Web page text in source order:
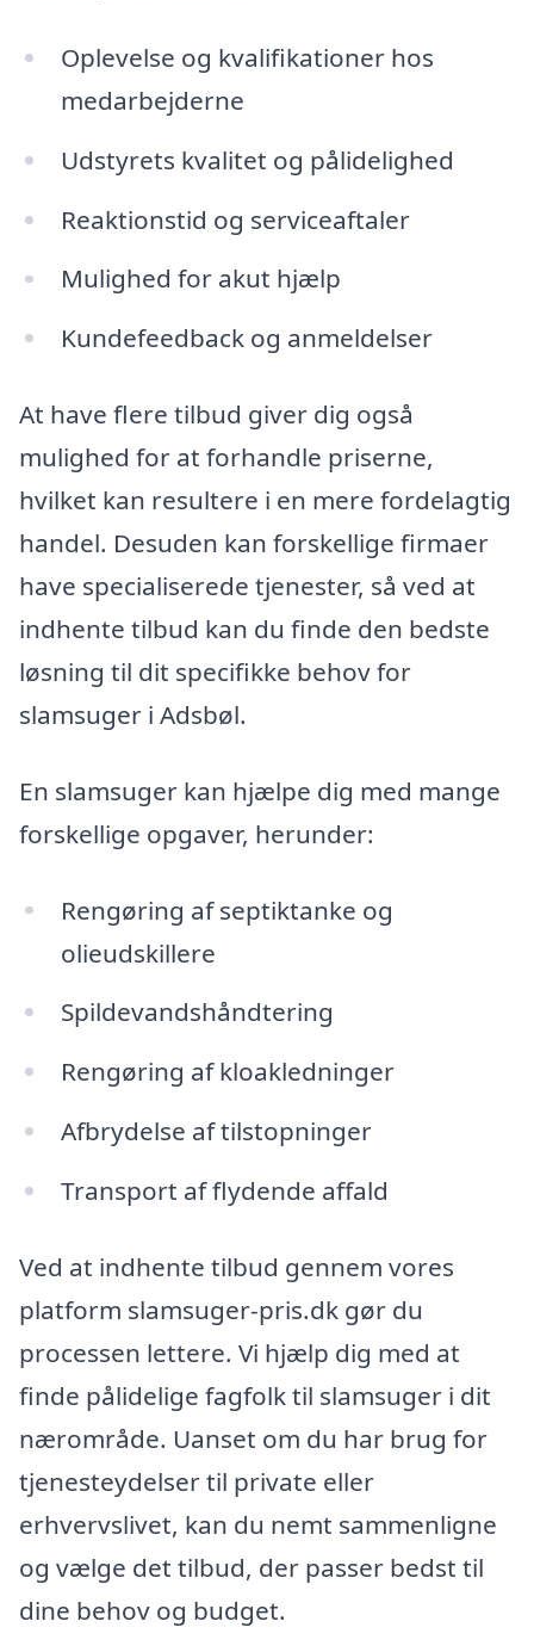
Oplevelse og kvalifikationer hos
medarbejderne
Udstyrets kvalitet og pålidelighed
Reaktionstid og serviceaftaler
Mulighed for akut hjælp
Kundefeedback og anmeldelser
At have flere tilbud giver dig også
mulighed for at forhandle priserne,
hvilket kan resultere i en mere fordelagtig
handel. Desuden kan forskellige firmaer
have specialiserede tjenester, så ved at
indhente tilbud kan du finde den bedste
løsning til dit specifikke behov for
slamsuger i Adsbøl.
En slamsuger kan hjælpe dig med mange
forskellige opgaver, herunder:
Rengøring af septiktanke og
olieudskillere
Spildevandshåndtering
Rengøring af kloakledninger
Afbrydelse af tilstopninger
Transport af flydende affald
Ved at indhente tilbud gennem vores
platform slamsuger-pris.dk gør du
processen lettere. Vi hjælp dig med at
finde pålidelige fagfolk til slamsuger i dit
nærområde. Uanset om du har brug for
tjenesteydelser til private eller
erhvervslivet, kan du nemt sammenligne
og vælge det tilbud, der passer bedst til
dine behov og budget.